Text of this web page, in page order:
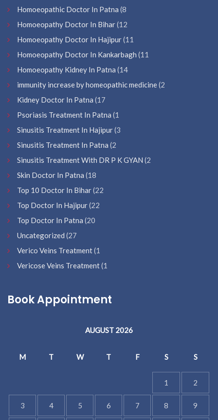
Homoeopathic Doctor In Patna (8
Homoeopathy Doctor In Bihar(12
Homoeopathy Doctor In Hajipur(11
Homoeopathy Doctor In Kankarbagh (11
Homoeopathy Kidney In Patna (14
immunity increase by homeopathic medicine(2
Kidney Doctor In Patna (17
Psoriasis Treatment In Patna (1
Sinusitis Treatment In Hajipur(3
Sinusitis Treatment In Patna (2
Sinusitis Treatment With DR P K GYAN (2
Skin Doctor In Patna (18
Top 10 Doctor In Bihar(22
Top Doctor In Hajipur(22
Top Doctor In Patna (20
Uncategorized (27
Verico Veins Treatment(1
Vericose Veins Treatment(1
Book Appointment
AUGUST 2026
M T W T F S S
1 2
3 4 5 6 7 8 9